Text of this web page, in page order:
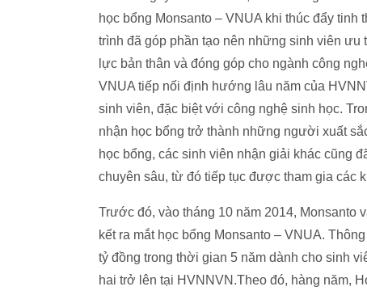
học bổng Monsanto – VNUA khi thúc đẩy
trình đã góp phần tạo nên những sinh viên
lực bản thân và đóng góp cho ngành công
VNUA tiếp nối định hướng lâu năm của
sinh viên, đặc biệt với công nghệ sinh học.
nhận học bổng trở thành những người xuất
học bổng, các sinh viên nhận giải khác cũng
chuyên sâu, từ đó tiếp tục được tham gia các
Trước đó, vào tháng 10 năm 2014, Monsanto
kết ra mắt học bổng Monsanto – VNUA.
tỷ đồng trong thời gian 5 năm dành cho sinh
hai trở lên tại HVNNVN.Theo đó, hàng năm,